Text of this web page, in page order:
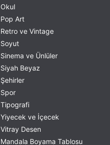
Okul
Pop Art
Retro ve Vintage
Soyut
Sinema ve Ünlüler
Siyah Beyaz
Şehirler
Spor
Tipografi
Yiyecek ve İçecek
Vitray Desen
Mandala Boyama Tablosu